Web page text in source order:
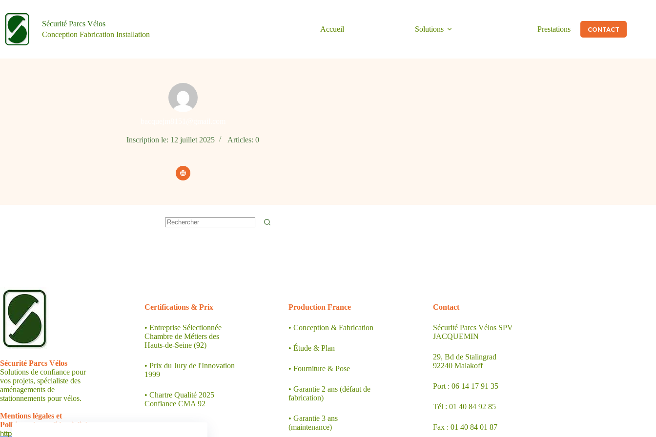
au
contenu
Sécurité Parcs Vélos
Conception Fabrication Installation
Accueil Solutions Prestations CONTACT
Inscription le: 12 juillet 2025 Articles: 0
Sécurité Parcs Vélos
Solutions de confiance pour
vos projets, spécialiste des
aménagements de
stationnements pour vélos.
Mentions légales et
Politique de confidentialité :
https://xn--parcvlo-
Certifications & Prix
• Entreprise Sélectionnée
Chambre de Métiers des
Hauts-de-Seine (92)
• Prix du Jury de l'Innovation
1999
• Chartre Qualité 2025
Confiance CMA 92
Production France
• Conception & Fabrication
• Étude & Plan
• Fourniture & Pose
• Garantie 2 ans (défaut de
fabrication)
• Garantie 3 ans
(maintenance)
Contact
Sécurité Parcs Vélos SPV
JACQUEMIN
29, Bd de Stalingrad
92240 Malakoff
Port : 06 14 17 91 35
Tél : 01 40 84 92 85
Fax : 01 40 84 01 87